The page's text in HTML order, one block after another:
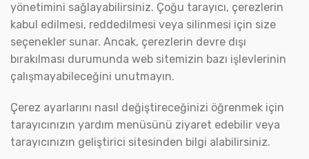
yönetimini sağlayabilirsiniz. Çoğu tarayıcı, çerezlerin
kabul edilmesi, reddedilmesi veya silinmesi için size
seçenekler sunar. Ancak, çerezlerin devre dışı
bırakılması durumunda web sitemizin bazı işlevlerinin
çalışmayabileceğini unutmayın.
Çerez ayarlarını nasıl değiştireceğinizi öğrenmek için
tarayıcınızın yardım menüsünü ziyaret edebilir veya
tarayıcınızın geliştirici sitesinden bilgi alabilirsiniz.